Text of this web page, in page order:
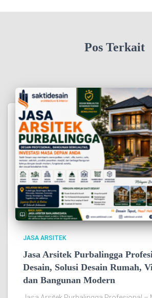
Pos Terkait
JASA ARSITEK
Jasa Arsitek Purbalingga
Desain, Solusi Desain Rumah,
dan Bangunan Modern